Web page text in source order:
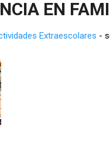
EN
Extraescolares -